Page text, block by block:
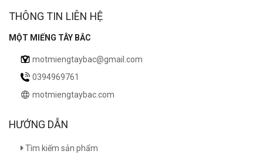
THÔNG TIN LIÊN HỆ
MỘT MIẾNG TÂY BẮC
motmiengtaybac@gmail.com
0394969761
motmiengtaybac.com
HƯỚNG DẪN
Tìm kiếm sản phẩm